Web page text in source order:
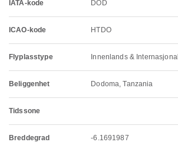
IATA-kode DOD
ICAO-kode HTDO
Flyplasstype Innenlands & Internasjonal
Beliggenhet Dodoma, Tanzania
Tidssone
Breddegrad -6.1691987